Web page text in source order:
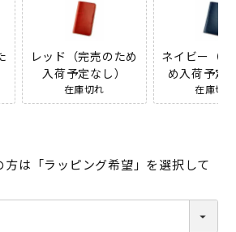
レッド（完売のため
入荷予定なし）
在庫切れ
ネイビー（
め入荷予定
在庫切れ
方は「ラッピング希望」を選択して